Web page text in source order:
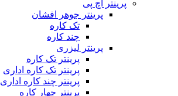
پرینتر اچ پی
پرینتر جوهر افشان
تک کاره
چند کاره
پرینتر لیزری
پرینتر تک کاره
پرینتر تک کاره اداری
پرینتر چند کاره اداری
پرینتر چهار کاره